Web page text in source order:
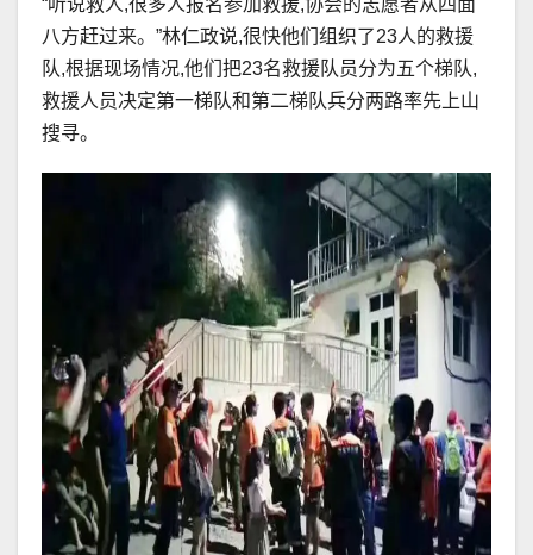
“听说救人,很多人报名参加救援,协会的志愿者从四面
八方赶过来。”林仁政说,很快他们组织了23人的救援
队,根据现场情况,他们把23名救援队员分为五个梯队,
救援人员决定第一梯队和第二梯队兵分两路率先上山
搜寻。